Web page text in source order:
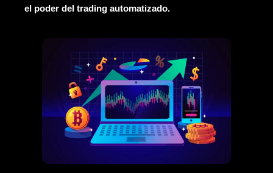
el poder del trading automatizado.